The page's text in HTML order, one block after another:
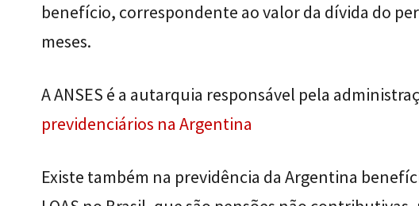
benefício, correspondente ao valor da dívida do
meses.
A ANSES é a autarquia responsável pela
previdenciários na Argentina
Existe também na previdência da Argentina